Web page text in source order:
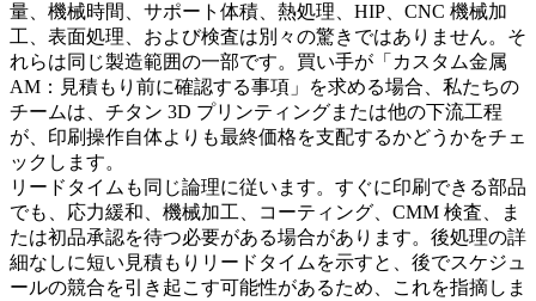
量、機械時間、サポート体積、熱処理、HIP、CNC 機械加
工、表面処理、および検査は別々の驚きではありません。そ
れらは同じ製造範囲の一部です。買い手が「カスタム金属
AM：見積もり前に確認する事項」を求める場合、私たちの
チームは、 チタン 3D プリンティングまたは他の下流工程
が、印刷操作自体よりも最終価格を支配するかどうかをチェ
ックします。
リードタイムも同じ論理に従います。すぐに印刷できる部品
でも、応力緩和、機械加工、コーティング、CMM 検査、ま
たは初品承認を待つ必要がある場合があります。後処理の詳
細なしに短い見積もりリードタイムを示すと、後でスケジュ
ールの競合を引き起こす可能性があるため、これを指摘しま